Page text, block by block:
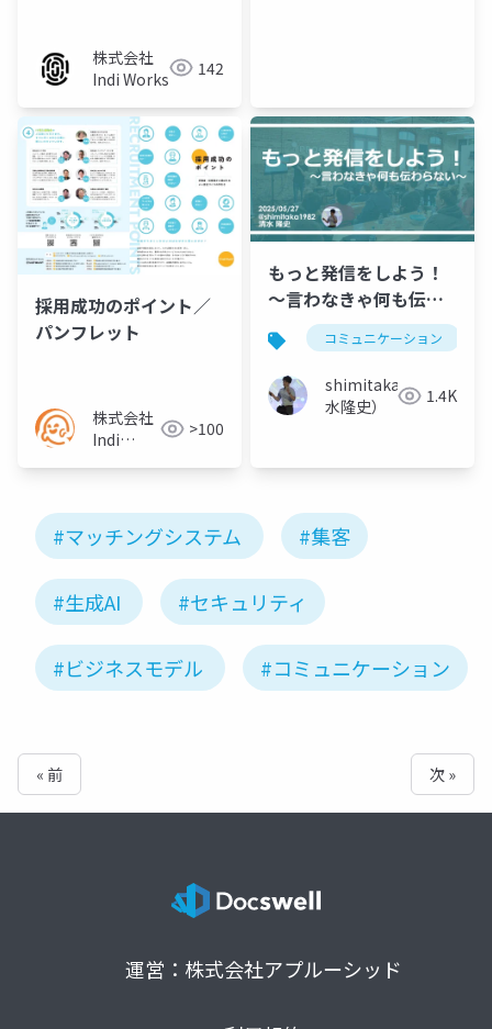
株式会社
Indi Works
142
採用成功のポイント／
パンフレット
株式会社
Indi
>100
もっと発信をしよう！
～言わなきゃ何も伝わ
らない～コミュニケーション
shimitaka（清
水隆史）
1.4K
#マッチングシステム #集客
#生成AI #セキュリティ
#ビジネスモデル #コミュニケーション
« 前 次 »
運営：株式会社アプルーシッド